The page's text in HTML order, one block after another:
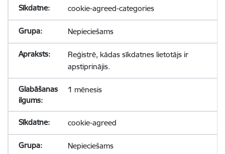
cookie-agreed-categories
Nepieciešams
Reģistrē, kādas sīkdatnes lietotājs ir
apstiprinājis.
1 mēnesis
cookie-agreed
Nepieciešams